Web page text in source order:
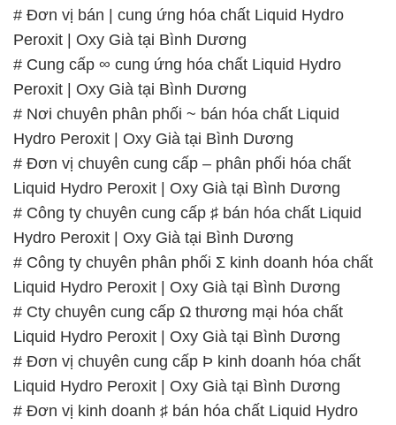
# Đơn vị bán | cung ứng hóa chất Liquid Hydro
Peroxit | Oxy Già tại Bình Dương
# Cung cấp ∞ cung ứng hóa chất Liquid Hydro
Peroxit | Oxy Già tại Bình Dương
# Nơi chuyên phân phối ~ bán hóa chất Liquid
Hydro Peroxit | Oxy Già tại Bình Dương
# Đơn vị chuyên cung cấp – phân phối hóa chất
Liquid Hydro Peroxit | Oxy Già tại Bình Dương
# Công ty chuyên cung cấp ♯ bán hóa chất Liquid
Hydro Peroxit | Oxy Già tại Bình Dương
# Công ty chuyên phân phối Σ kinh doanh hóa chất
Liquid Hydro Peroxit | Oxy Già tại Bình Dương
# Cty chuyên cung cấp Ω thương mại hóa chất
Liquid Hydro Peroxit | Oxy Già tại Bình Dương
# Đơn vị chuyên cung cấp Þ kinh doanh hóa chất
Liquid Hydro Peroxit | Oxy Già tại Bình Dương
# Đơn vị kinh doanh ♯ bán hóa chất Liquid Hydro